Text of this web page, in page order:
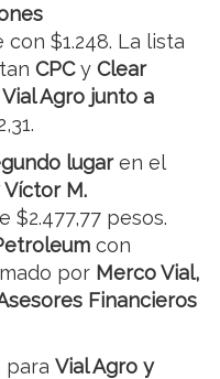
con $1.248. La lista
CPCy Clear
Vial Agro junto a
lugaren el
Víctor M.
$2.477,77 pesos.
con
por Merco Vial,
Financieros
para Vial Agro y